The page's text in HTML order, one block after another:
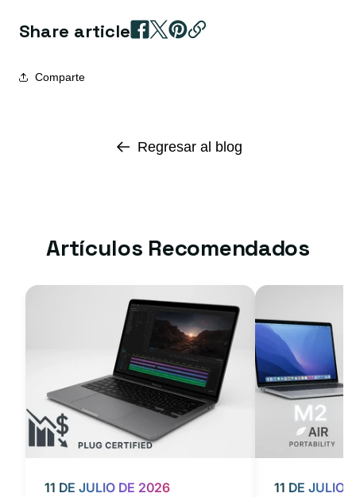
Share article
Comparte
Regresar al blog
Artículos Recomendados
11 DE JULIO DE 2026 11 DE JULIO